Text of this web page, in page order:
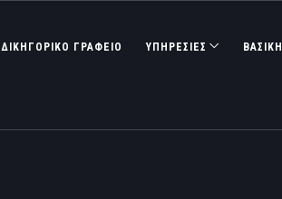
ΔΙΚΗΓΟΡΙΚΟ ΓΡΑΦΕΙΟ ΥΠΗΡΕΣΙΕΣ